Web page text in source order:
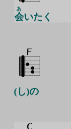
会
あ
いたく
(し)の